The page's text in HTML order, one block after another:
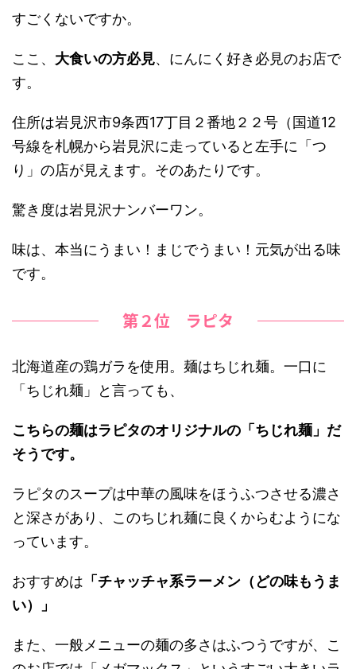
すごくないですか。
ここ、 大食いの方必見、にんにく好き必見のお店で
す。
住所は岩見沢市9条西17丁目２番地２２号（国道12
号線を札幌から岩見沢に走っていると左手に「つ
り」の店が見えます。そのあたりです。
驚き度は岩見沢ナンバーワン。
味は、本当にうまい！まじでうまい！元気が出る味
です。
第２位 ラピタ
北海道産の鶏ガラを使用。麺はちじれ麺。一口に
「ちじれ麺」と言っても、
こちらの麺はラピタのオリジナルの「ちじれ麺」だ
そうです。
ラピタのスープは中華の風味をほうふつさせる濃さ
と深さがあり、このちじれ麺に良くからむようにな
っています。
おすすめは 「チャッチャ系ラーメン（どの味もうま
い）」
また、一般メニューの麺の多さはふつうですが、こ